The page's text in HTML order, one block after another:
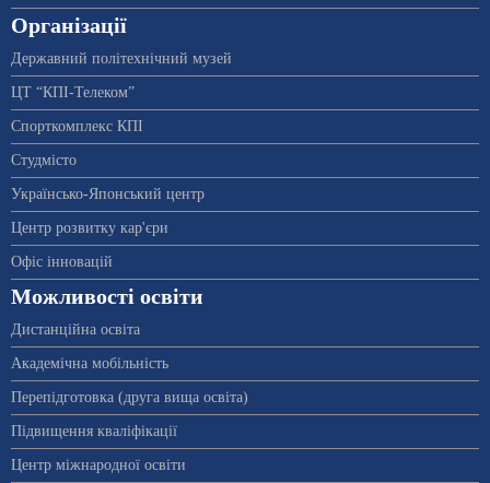
Організації
Державний політехнічний музей
ЦТ “КПІ-Телеком”
Спорткомплекс КПІ
Студмісто
Українсько-Японський центр
Центр розвитку кар'єри
Офіс інновацій
Можливості освіти
Дистанційна освіта
Академічна мобільність
Перепідготовка (друга вища освіта)
Підвищення кваліфікації
Центр міжнародної освіти